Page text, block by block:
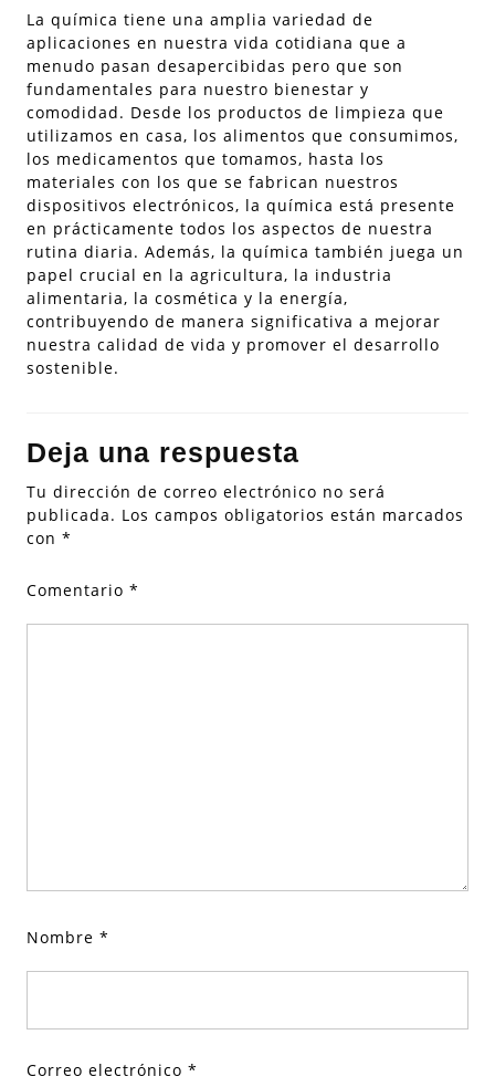
La química tiene una amplia variedad de
aplicaciones en nuestra vida cotidiana que a
menudo pasan desapercibidas pero que son
fundamentales para nuestro bienestar y
comodidad. Desde los productos de limpieza que
utilizamos en casa, los alimentos que consumimos,
los medicamentos que tomamos, hasta los
materiales con los que se fabrican nuestros
dispositivos electrónicos, la química está presente
en prácticamente todos los aspectos de nuestra
rutina diaria. Además, la química también juega un
papel crucial en la agricultura, la industria
alimentaria, la cosmética y la energía,
contribuyendo de manera significativa a mejorar
nuestra calidad de vida y promover el desarrollo
sostenible.
Deja una respuesta
Tu dirección de correo electrónico no será
publicada. Los campos obligatorios están marcados
con *
Comentario *
Nombre *
Correo electrónico *